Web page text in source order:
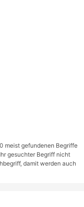
meist gefundenen Begriffe
gesuchter Begriff nicht
damit werden auch